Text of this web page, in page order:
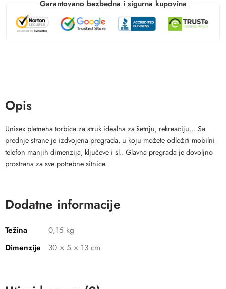
Garantovano bezbedna i sigurna kupovina
Opis
Unisex platnena torbica za struk idealna za šetnju, rekreaciju… Sa
prednje strane je izdvojena pregrada, u koju možete odložiti mobilni
telefon manjih dimenzija, ključeve i sl.. Glavna pregrada je dovoljno
prostrana za sve potrebne sitnice.
Dodatne informacije
Težina
0,15 kg
Dimenzije
30 × 5 × 13 cm